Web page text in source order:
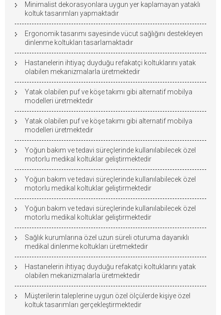
Minimalist dekorasyonlara uygun yer kaplamayan yataklı
koltuk tasarımları yapmaktadır
Ergonomik tasarımı sayesinde vücut sağlığını destekleyen
dinlenme koltukları tasarlamaktadır
Hastanelerin ihtiyaç duyduğu refakatçi koltuklarını yatak
olabilen mekanizmalarla üretmektedir
Yatak olabilen puf ve köşe takımı gibi alternatif mobilya
modelleri üretmektedir
Yatak olabilen puf ve köşe takımı gibi alternatif mobilya
modelleri üretmektedir
Yoğun bakım ve tedavi süreçlerinde kullanılabilecek özel
motorlu medikal koltuklar geliştirmektedir
Yoğun bakım ve tedavi süreçlerinde kullanılabilecek özel
motorlu medikal koltuklar geliştirmektedir
Yoğun bakım ve tedavi süreçlerinde kullanılabilecek özel
motorlu medikal koltuklar geliştirmektedir
Sağlık kurumlarına özel uzun süreli oturuma dayanıklı
medikal dinlenme koltukları üretmektedir
Hastanelerin ihtiyaç duyduğu refakatçi koltuklarını yatak
olabilen mekanizmalarla üretmektedir
Müşterilerin taleplerine uygun özel ölçülerde kişiye özel
koltuk tasarımları gerçekleştirmektedir